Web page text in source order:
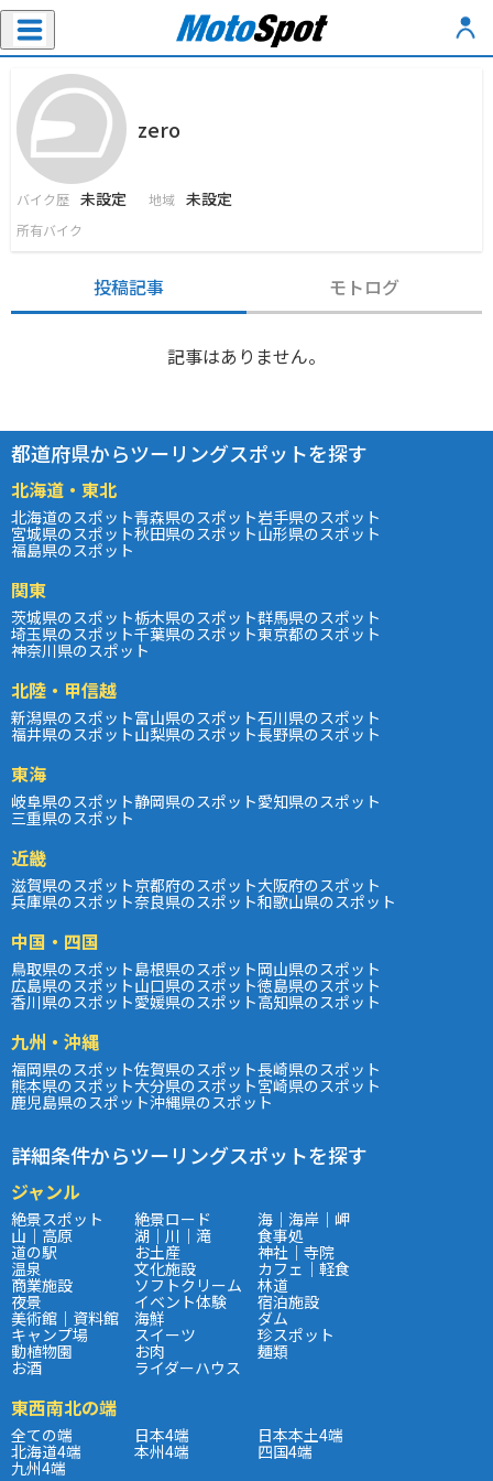
zero
バイク歴 未設定 地域 未設定
所有バイク
投稿記事 モトログ
記事はありません。
都道府県からツーリングスポットを探す
北海道・東北
北海道のスポット青森県のスポット岩手県のスポット
宮城県のスポット秋田県のスポット山形県のスポット
福島県のスポット
関東
茨城県のスポット栃木県のスポット群馬県のスポット
埼玉県のスポット千葉県のスポット東京都のスポット
神奈川県のスポット
北陸・甲信越
新潟県のスポット富山県のスポット石川県のスポット
福井県のスポット山梨県のスポット長野県のスポット
東海
岐阜県のスポット静岡県のスポット愛知県のスポット
三重県のスポット
近畿
滋賀県のスポット京都府のスポット大阪府のスポット
兵庫県のスポット奈良県のスポット和歌山県のスポット
中国・四国
鳥取県のスポット島根県のスポット岡山県のスポット
広島県のスポット山口県のスポット徳島県のスポット
香川県のスポット愛媛県のスポット高知県のスポット
九州・沖縄
福岡県のスポット佐賀県のスポット長崎県のスポット
熊本県のスポット大分県のスポット宮崎県のスポット
鹿児島県のスポット沖縄県のスポット
詳細条件からツーリングスポットを探す
ジャンル
絶景スポット 絶景ロード 海｜海岸｜岬
山｜高原 湖｜川｜滝 食事処
道の駅 お土産 神社｜寺院
温泉 文化施設 カフェ｜軽食
商業施設 ソフトクリーム 林道
夜景 イベント体験 宿泊施設
美術館｜資料館 海鮮 ダム
キャンプ場 スイーツ 珍スポット
動植物園 お肉 麺類
お酒 ライダーハウス
東西南北の端
全ての端 日本4端 日本本土4端
北海道4端 本州4端 四国4端
九州4端